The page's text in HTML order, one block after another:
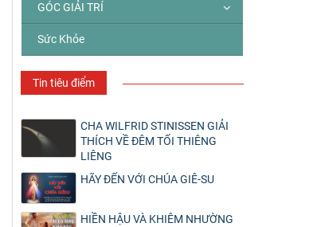
GÓC GIẢI TRÍ
Sức Khỏe
Tin tiêu điểm
CHA WILFRID STINISSEN GIẢI
THÍCH VỀ ĐÊM TỐI THIÊNG
LIÊNG
HÃY ĐẾN VỚI CHÚA GIÊ-SU
HIỀN HẬU VÀ KHIÊM NHƯỜNG